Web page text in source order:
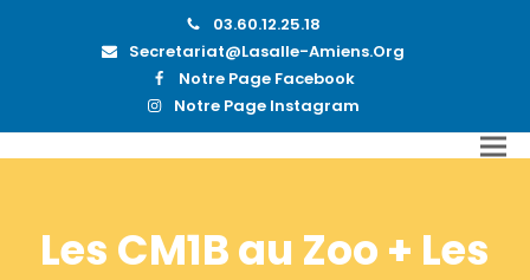
03.60.12.25.18
Secretariat@lasalle-Amiens.org
Notre Page Facebook
Notre Page Instagram
Les CM1B au Zoo + Les